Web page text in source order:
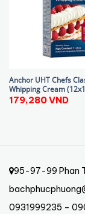
Anchor UHT Chefs
Whipping Cream
179,280VND
95-97-99 Phan
0931999235 –